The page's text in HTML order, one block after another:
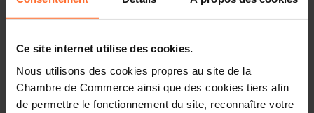
Ce site internet utilise des cookies.
Nous utilisons des cookies propres au site de la
Chambre de Commerce ainsi que des cookies tiers afin
de permettre le fonctionnement du site, reconnaître votre
CCDH and present the main findings of its Fifth Report
The programme will conclude withVincent Tavakelian
from theINDR who will present the ESR labeland its role